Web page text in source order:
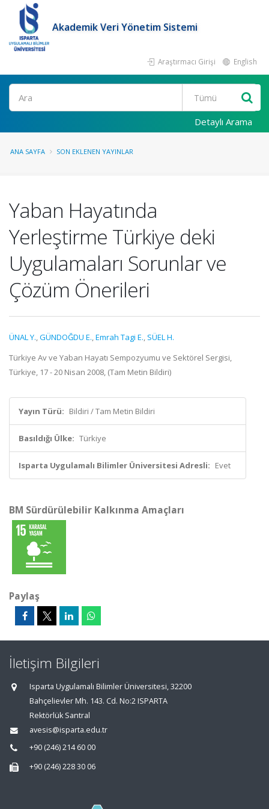
Akademik Veri Yönetim Sistemi
Araştırmacı Girişi English
Ara
Detaylı Arama
ANA SAYFA SON EKLENEN YAYINLAR
Yaban Hayatında
Yerleştirme Türkiye deki
Uygulamaları Sorunlar ve
Çözüm Önerileri
ÜNAL Y.,GÜNDOĞDU E.,Emrah Tagi E., SÜEL H.
Türkiye Av ve Yaban Hayatı Sempozyumu ve Sektörel Sergisi,
Türkiye, 17 - 20 Nisan 2008, (Tam Metin Bildiri)
Yayın Türü: Bildiri / Tam Metin Bildiri
Basıldığı Ülke: Türkiye
Isparta Uygulamalı Bilimler Üniversitesi Adresli: Evet
BM Sürdürülebilir Kalkınma Amaçları
Paylaş
İletişim Bilgileri
Isparta Uygulamalı Bilimler Üniversitesi, 32200
Bahçelievler Mh. 143. Cd. No:2 ISPARTA
Rektörlük Santral
avesis@isparta.edu.tr
+90 (246) 214 60 00
+90 (246) 228 30 06